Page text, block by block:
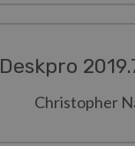
Deskpro
Christopher